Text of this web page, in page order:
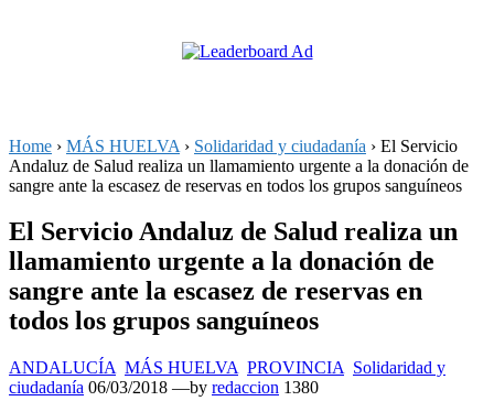
Home › MÁS HUELVA › Solidaridad y ciudadanía › El Servicio
Andaluz de Salud realiza un llamamiento urgente a la donación de
sangre ante la escasez de reservas en todos los grupos sanguíneos
El Servicio Andaluz de Salud realiza un
llamamiento urgente a la donación de
sangre ante la escasez de reservas en
todos los grupos sanguíneos
ANDALUCÍA MÁS HUELVA PROVINCIA Solidaridad y
ciudadanía Posted
06/03/2018 —by redaccion 1380